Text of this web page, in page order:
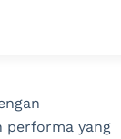
performa yang